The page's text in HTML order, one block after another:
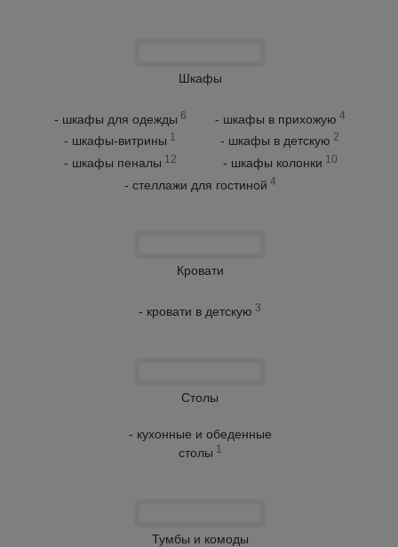
Шкафы
- шкафы для одежды 6 - шкафы в прихожую 4
- шкафы-витрины 1 - шкафы в детскую 2
- шкафы пеналы 12 - шкафы колонки 10
- стеллажи для гостиной 4
Кровати
- кровати в детскую 3
Столы
- кухонные и обеденные
столы 1
Тумбы и комоды